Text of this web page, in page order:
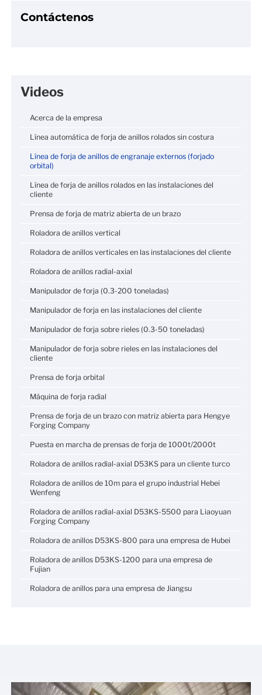
Contáctenos
Videos
Acerca de la empresa
Línea automática de forja de anillos rolados sin costura
Línea de forja de anillos de engranaje externos (forjado
orbital)
Línea de forja de anillos rolados en las instalaciones del
cliente
Prensa de forja de matriz abierta de un brazo
Roladora de anillos vertical
Roladora de anillos verticales en las instalaciones del cliente
Roladora de anillos radial-axial
Manipulador de forja (0.3-200 toneladas)
Manipulador de forja en las instalaciones del cliente
Manipulador de forja sobre rieles (0.3-50 toneladas)
Manipulador de forja sobre rieles en las instalaciones del
cliente
Prensa de forja orbital
Máquina de forja radial
Prensa de forja de un brazo con matriz abierta para Hengye
Forging Company
Puesta en marcha de prensas de forja de 1000t/2000t
Roladora de anillos radial-axial D53KS para un cliente turco
Roladora de anillos de 10m para el grupo industrial Hebei
Wenfeng
Roladora de anillos radial-axial D53KS-5500 para Liaoyuan
Forging Company
Roladora de anillos D53KS-800 para una empresa de Hubei
Roladora de anillos D53KS-1200 para una empresa de
Fujian
Roladora de anillos para una empresa de Jiangsu